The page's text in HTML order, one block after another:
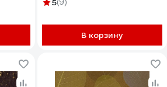
5(9)
В корзину